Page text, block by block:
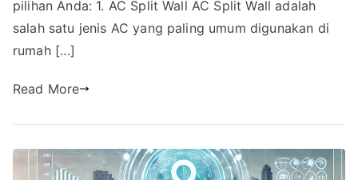
pilihan Anda: 1. AC Split Wall AC Split Wall adalah
salah satu jenis AC yang paling umum digunakan di
rumah […]
Read More